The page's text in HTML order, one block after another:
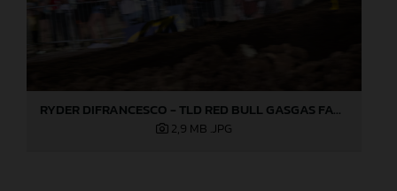
RYDER DIFRANCESCO - TLD RED BULL GASGAS FACTORY RACING - LAS VEGAS 03
2,9 MB .JPG